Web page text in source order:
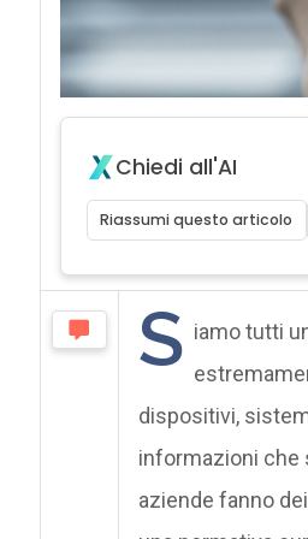
Chiedi all'AI
Riassumi questo articolo
S iamo tutti
dispositivi,
informazioni che
aziende fanno